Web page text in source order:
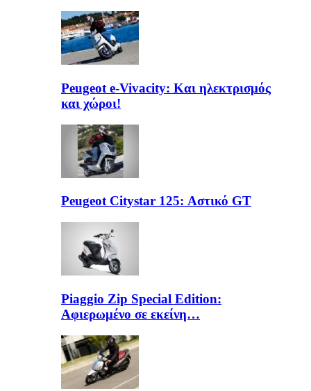
Peugeot e-Vivacity: Και ηλεκτρισμός
και χώροι!
Peugeot Citystar 125: Αστικό GT
Piaggio Zip Special Edition:
Αφιερωμένο σε εκείνη…